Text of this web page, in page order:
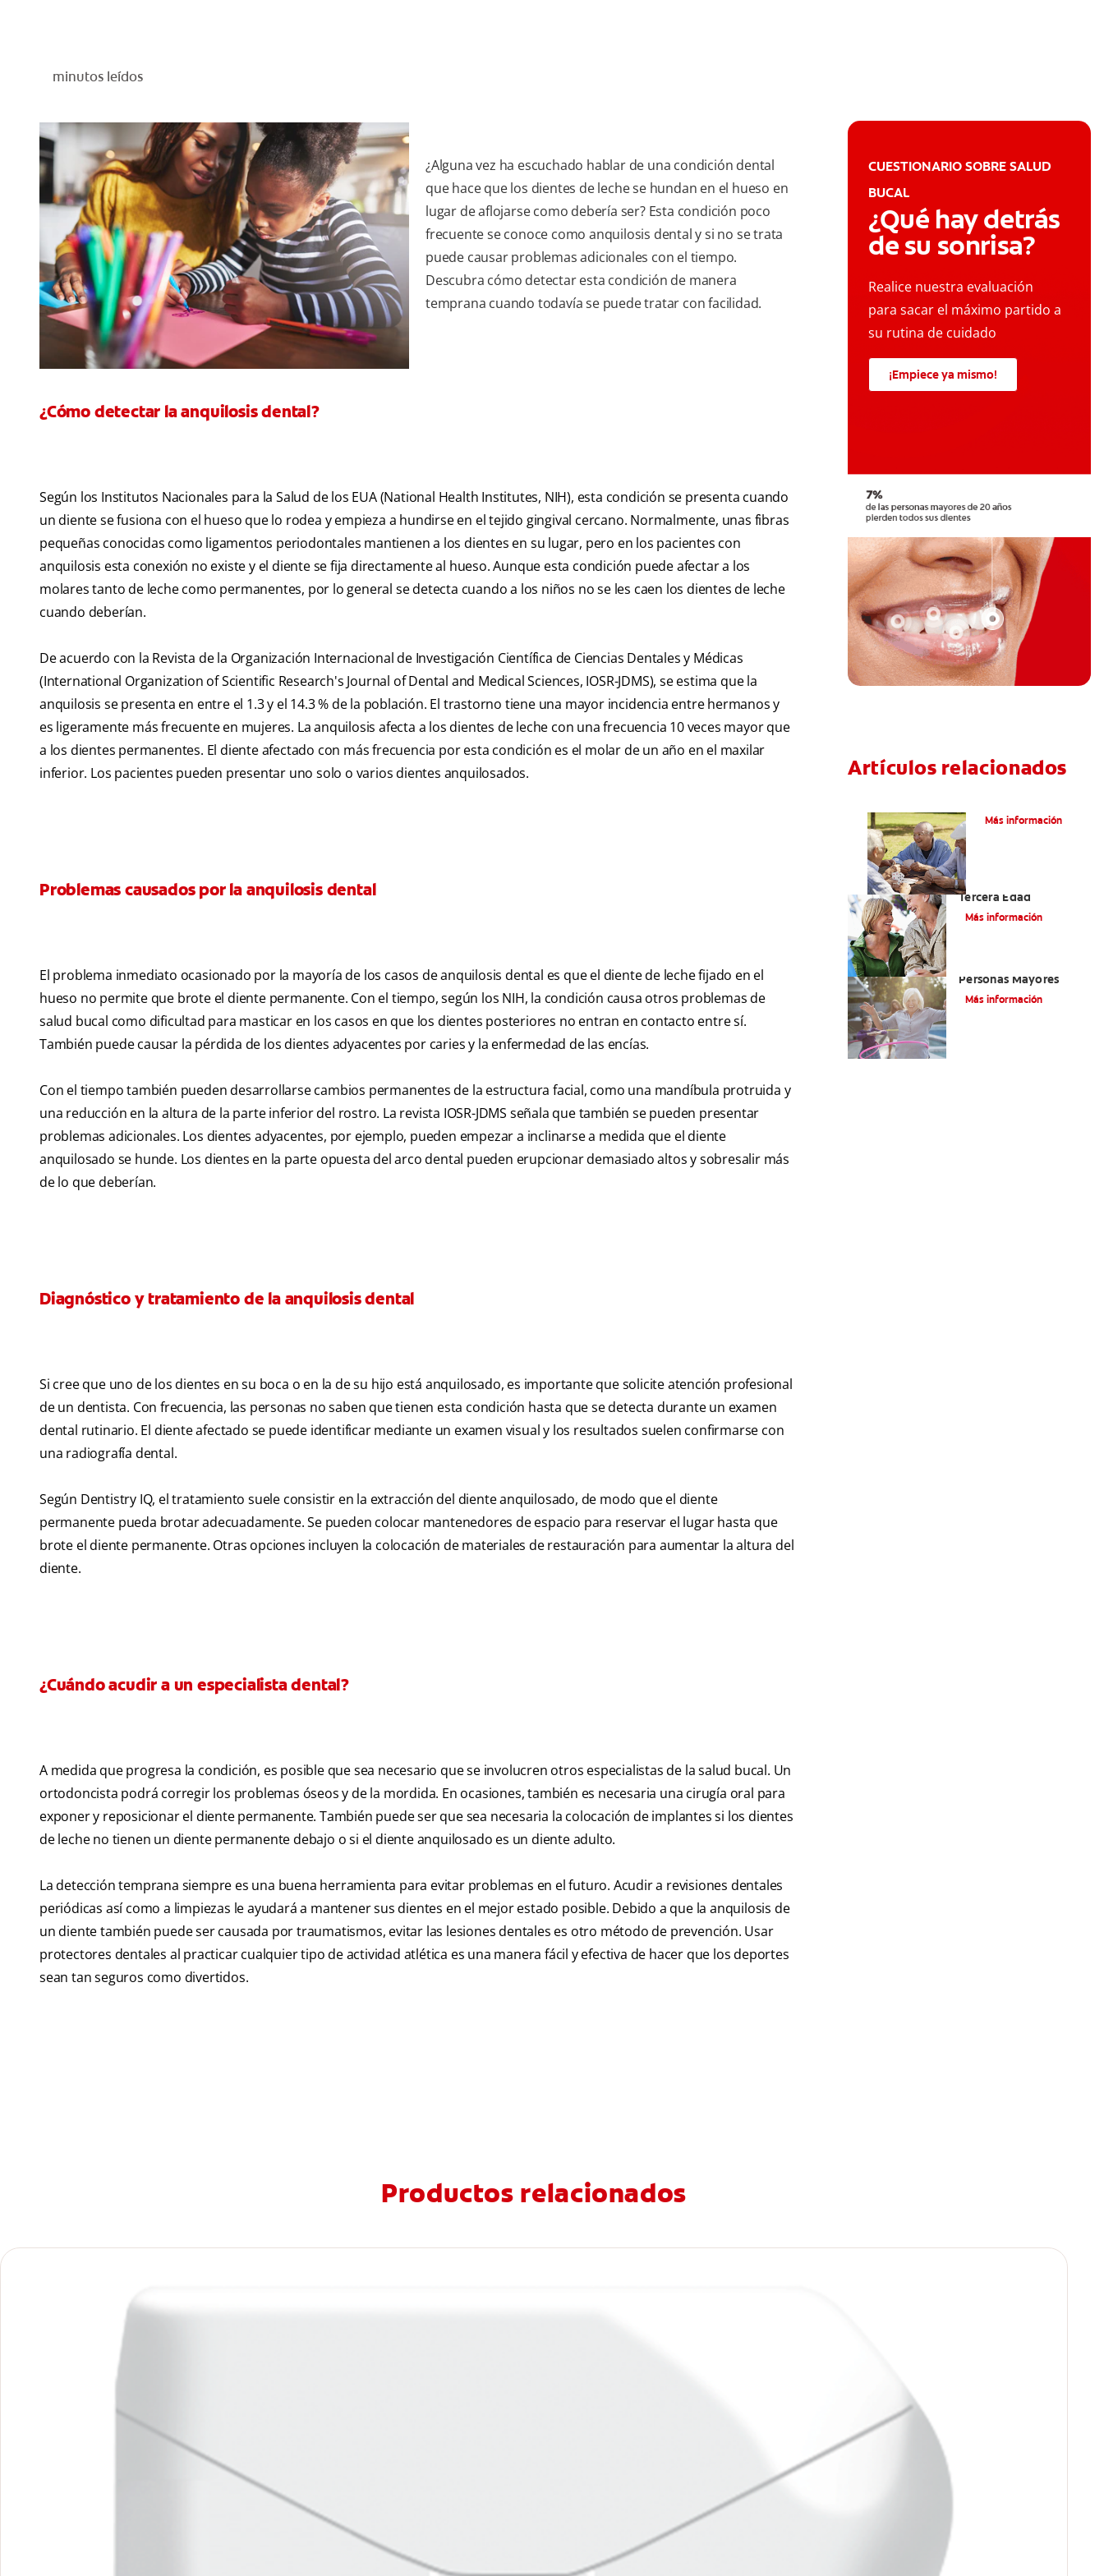
minutos leídos
¿Alguna vez ha escuchado hablar de una condición dental
que hace que los dientes de leche se hundan en el hueso en
lugar de aflojarse como debería ser? Esta condición poco
frecuente se conoce como anquilosis dental y si no se trata
puede causar problemas adicionales con el tiempo.
Descubra cómo detectar esta condición de manera
temprana cuando todavía se puede tratar con facilidad.
¿Cómo detectar la anquilosis dental?
Según los Institutos Nacionales para la Salud de los EUA (National Health Institutes, NIH), esta condición se presenta cuando
un diente se fusiona con el hueso que lo rodea y empieza a hundirse en el tejido gingival cercano. Normalmente, unas fibras
pequeñas conocidas como ligamentos periodontales mantienen a los dientes en su lugar, pero en los pacientes con
anquilosis esta conexión no existe y el diente se fija directamente al hueso. Aunque esta condición puede afectar a los
molares tanto de leche como permanentes, por lo general se detecta cuando a los niños no se les caen los dientes de leche
cuando deberían.
De acuerdo con la Revista de la Organización Internacional de Investigación Científica de Ciencias Dentales y Médicas
(International Organization of Scientific Research's Journal of Dental and Medical Sciences, IOSR-JDMS), se estima que la
anquilosis se presenta en entre el 1.3 y el 14.3 % de la población. El trastorno tiene una mayor incidencia entre hermanos y
es ligeramente más frecuente en mujeres. La anquilosis afecta a los dientes de leche con una frecuencia 10 veces mayor que
a los dientes permanentes. El diente afectado con más frecuencia por esta condición es el molar de un año en el maxilar
inferior. Los pacientes pueden presentar uno solo o varios dientes anquilosados.
Problemas causados por la anquilosis dental
El problema inmediato ocasionado por la mayoría de los casos de anquilosis dental es que el diente de leche fijado en el
hueso no permite que brote el diente permanente. Con el tiempo, según los NIH, la condición causa otros problemas de
salud bucal como dificultad para masticar en los casos en que los dientes posteriores no entran en contacto entre sí.
También puede causar la pérdida de los dientes adyacentes por caries y la enfermedad de las encías.
Con el tiempo también pueden desarrollarse cambios permanentes de la estructura facial, como una mandíbula protruida y
una reducción en la altura de la parte inferior del rostro. La revista IOSR-JDMS señala que también se pueden presentar
problemas adicionales. Los dientes adyacentes, por ejemplo, pueden empezar a inclinarse a medida que el diente
anquilosado se hunde. Los dientes en la parte opuesta del arco dental pueden erupcionar demasiado altos y sobresalir más
de lo que deberían.
Diagnóstico y tratamiento de la anquilosis dental
Si cree que uno de los dientes en su boca o en la de su hijo está anquilosado, es importante que solicite atención profesional
de un dentista. Con frecuencia, las personas no saben que tienen esta condición hasta que se detecta durante un examen
dental rutinario. El diente afectado se puede identificar mediante un examen visual y los resultados suelen confirmarse con
una radiografía dental.
Según Dentistry IQ, el tratamiento suele consistir en la extracción del diente anquilosado, de modo que el diente
permanente pueda brotar adecuadamente. Se pueden colocar mantenedores de espacio para reservar el lugar hasta que
brote el diente permanente. Otras opciones incluyen la colocación de materiales de restauración para aumentar la altura del
diente.
¿Cuándo acudir a un especialista dental?
A medida que progresa la condición, es posible que sea necesario que se involucren otros especialistas de la salud bucal. Un
ortodoncista podrá corregir los problemas óseos y de la mordida. En ocasiones, también es necesaria una cirugía oral para
exponer y reposicionar el diente permanente. También puede ser que sea necesaria la colocación de implantes si los dientes
de leche no tienen un diente permanente debajo o si el diente anquilosado es un diente adulto.
La detección temprana siempre es una buena herramienta para evitar problemas en el futuro. Acudir a revisiones dentales
periódicas así como a limpiezas le ayudará a mantener sus dientes en el mejor estado posible. Debido a que la anquilosis de
un diente también puede ser causada por traumatismos, evitar las lesiones dentales es otro método de prevención. Usar
protectores dentales al practicar cualquier tipo de actividad atlética es una manera fácil y efectiva de hacer que los deportes
sean tan seguros como divertidos.
CUESTIONARIO SOBRE SALUD
BUCAL
¿Qué hay detrás
de su sonrisa?
Realice nuestra evaluación
para sacar el máximo partido a
su rutina de cuidado
¡Empiece ya mismo!
Artículos relacionados
Más información
Salud Bucal En La
Tercera Edad
Más información
Personas Mayores
Más información
Productos relacionados